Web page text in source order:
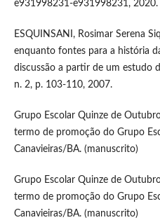
e931998231-e931998231, 2020.
ESQUINSANI, Rosimar Serena
enquanto fontes para a história
discussão a partir de um estudo
n. 2, p. 103-110, 2007.
Grupo Escolar Quinze de
termo de promoção do Grupo
Canavieiras/BA. (manuscrito)
Grupo Escolar Quinze de
termo de promoção do Grupo
Canavieiras/BA. (manuscrito)